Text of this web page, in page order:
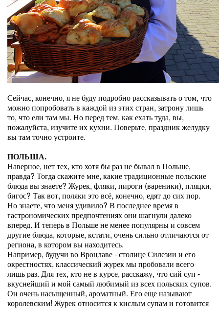
Сейчас, конечно, я не буду подробно рассказывать о том, что
можно попробовать в каждой из этих стран, затрону лишь
то, что ели там мы. Но перед тем, как ехать туда, вы,
пожалуйста, изучите их кухни. Поверьте, праздник желудку
вы там точно устроите.
ПОЛЬША.
Наверное, нет тех, кто хотя бы раз не бывал в Польше,
правда? Тогда скажите мне, какие традиционные польские
блюда вы знаете? Журек, фляки, пироги (вареники), пляцки,
бигос? Так вот, поляки это всё, конечно, едят до сих пор.
Но знаете, что меня удивило? В последнее время в
гастрономических предпочтениях они шагнули далеко
вперед. И теперь в Польше не менее популярны и совсем
другие блюда, которые, кстати, очень сильно отличаются от
региона, в котором вы находитесь.
Например, будучи во Вроцлаве - столице Силезии и его
окрестностях, классический журек мы пробовали всего
лишь раз. Для тех, кто не в курсе, расскажу, что сий суп -
вкуснейший и мой самый любимый из всех польских супов.
Он очень насыщенный, ароматный. Его еще называют
королевским! Журек относится к кислым супам и готовится